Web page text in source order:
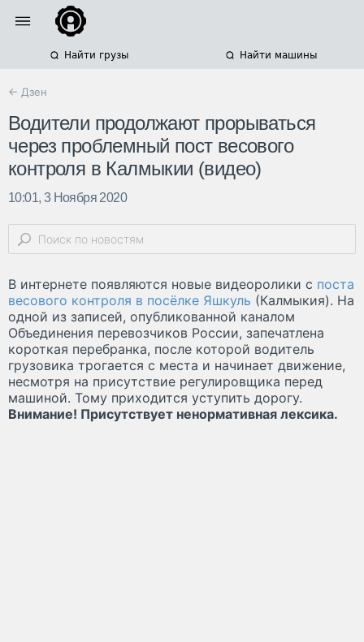
Найти грузы Найти машины
← Дзен
Водители продолжают прорываться
через проблемный пост весового
контроля в Калмыкии (видео)
10:01, 3 Ноября 2020
В интернете появляются новые видеоролики с поста
весового контроля в посёлке Яшкуль (Калмыкия). На
одной из записей, опубликованной каналом
Объединения перевозчиков России, запечатлена
короткая перебранка, после которой водитель
грузовика трогается с места и начинает движение,
несмотря на присутствие регулировщика перед
машиной. Тому приходится уступить дорогу.
Внимание! Присутствует ненормативная лексика.